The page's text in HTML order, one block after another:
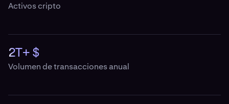
Activos cripto
2T+ $
Volumen de transacciones anual